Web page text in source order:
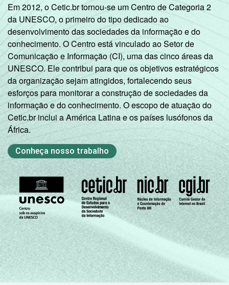
Em 2012, o Cetic.br tornou-se um Centro de Categoria 2
da UNESCO, o primeiro do tipo dedicado ao
desenvolvimento das sociedades da informação e do
conhecimento. O Centro está vinculado ao Setor de
Comunicação e Informação (CI), uma das cinco áreas da
UNESCO. Ele contribui para que os objetivos estratégicos
da organização sejam atingidos, fortalecendo seus
esforços para monitorar a construção de sociedades da
informação e do conhecimento. O escopo de atuação do
Cetic.br inclui a América Latina e os países lusófonos da
África.
Conheça nosso trabalho